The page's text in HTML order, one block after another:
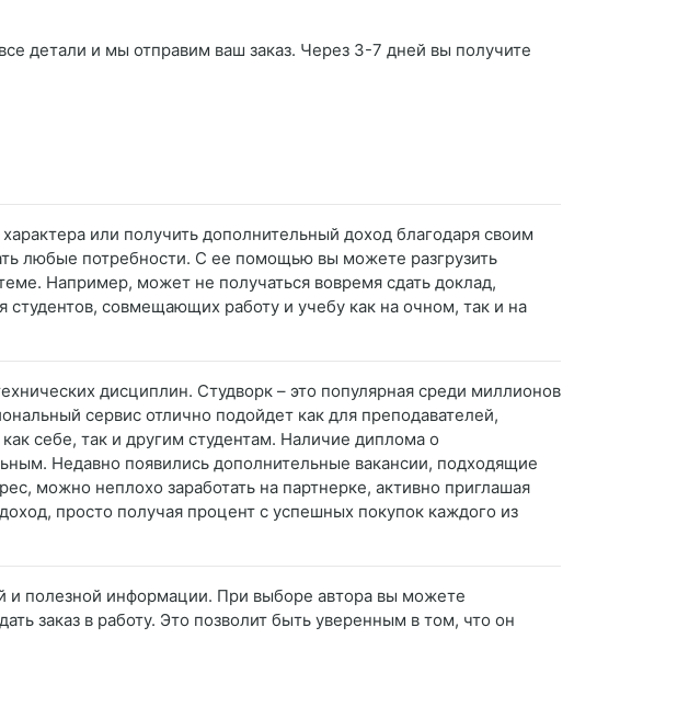
детали и мы отправим ваш заказ. Через 3-7 дней вы получите
или получить дополнительный доход благодаря своим
любые потребности. С ее помощью вы можете разгрузить
Например, может не получаться вовремя сдать доклад,
совмещающих работу и учебу как на очном, так и на
дисциплин. Студворк – это популярная среди миллионов
сервис отлично подойдет как для преподавателей,
себе, так и другим студентам. Наличие диплома о
Недавно появились дополнительные вакансии, подходящие
можно неплохо заработать на партнерке, активно приглашая
просто получая процент с успешных покупок каждого из
и полезной информации. При выборе автора вы можете
заказ в работу. Это позволит быть уверенным в том, что он